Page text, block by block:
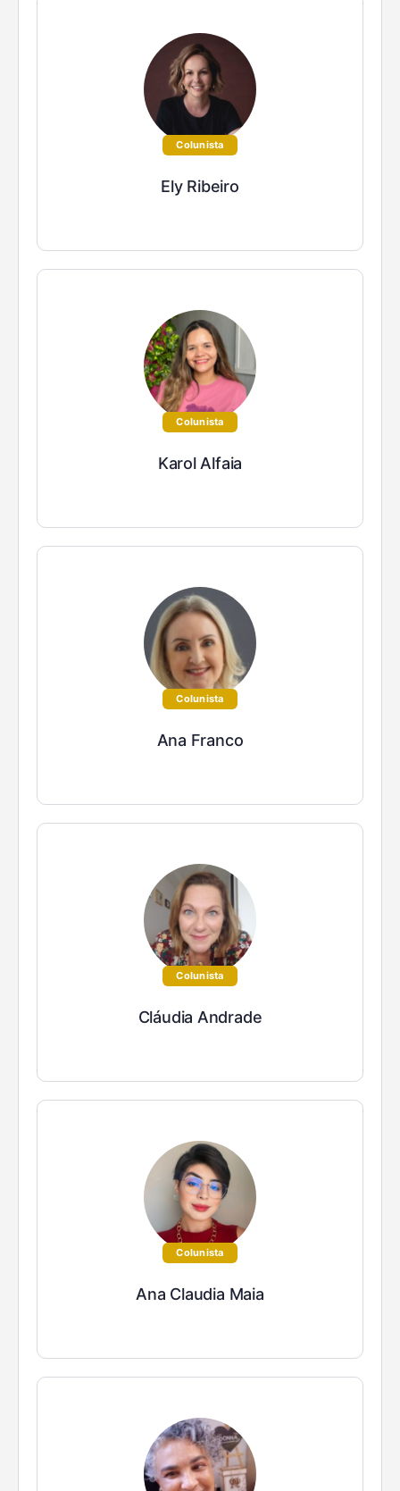
Colunista
Ely Ribeiro
Colunista
Karol Alfaia
Colunista
Ana Franco
Colunista
Cláudia Andrade
Colunista
Ana Claudia Maia